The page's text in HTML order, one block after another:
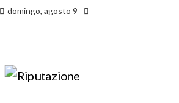
domingo, agosto 9